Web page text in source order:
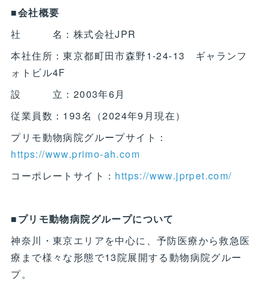
■会社概要
社 名：株式会社JPR
本社住所：東京都町田市森野1-24-13 ギャランフ
ォトビル4F
設 立：2003年6月
従業員数：193名（2024年9月現在）
プリモ動物病院グループサイト：
https://www.primo-ah.com
コーポレートサイト： https://www.jprpet.com/
■プリモ動物病院グループについて
神奈川・東京エリアを中心に、予防医療から救急医
療まで様々な形態で13院展開する動物病院グルー
プ。